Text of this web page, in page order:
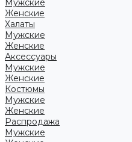
Мужские
Женские
Халаты
Мужские
Женские
Аксессуары
Мужские
Женские
Костюмы
Мужские
Женские
Распродажа
Мужские